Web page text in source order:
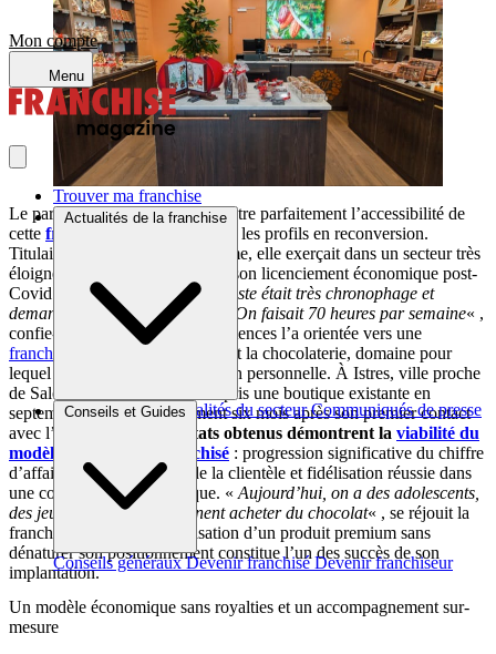
Mon compte
Menu
Trouver ma franchise
Actualités de la franchise
Brèves et actus Actualités du secteur Communiqués de presse
Conseils et Guides
Conseils généraux Devenir franchisé Devenir franchiseur
Le parcours d’Isabelle Gord illustre parfaitement l’accessibilité de
cette franchise chocolatier
pour les profils en reconversion.
Titulaire d’un bac+5 en urbanisme, elle exerçait dans un secteur très
éloigné de la chocolaterie avant son licenciement économique post-
Covid. «
Ma profession d’urbaniste était très chronophage et
demandait beaucoup d’énergie. On faisait 70 heures par semaine« ,
confie-t-elle. Un bilan de compétences l’a orientée vers une
franchise commerce de bouche
et la chocolaterie, domaine pour
lequel elle nourrissait une passion personnelle. À Istres, ville proche
de Salon de Provence, elle a repris une boutique existante en
septembre 2021, soit seulement six mois après son premier contact
avec l’enseigne.
Les résultats obtenus démontrent la viabilité du
modèle économique franchisé : progression significative du chiffre
d’affaires, rajeunissement de la clientèle et fidélisation réussie dans
une commune non touristique. « Aujourd’hui, on a des adolescents,
des jeunes adultes qui viennent acheter du chocolat« , se réjouit la
franchisée. Cette démocratisation d’un produit premium sans
dénaturer son positionnement constitue l’un des succès de son
implantation.
Un modèle économique sans royalties et un accompagnement sur-
mesure